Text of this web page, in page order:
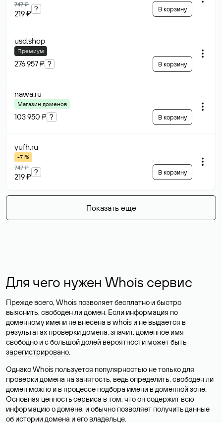
747 ₽
219 ₽
? В корзину
usd.shop
Премиум
276 957 ₽ ? В корзину
nawa.ru
Магазин доменов
103 950 ₽ ? В корзину
yufh.ru
-71%
747 ₽
219 ₽
? В корзину
Показать еще
Для чего нужен Whois сервис
Прежде всего, Whois позволяет бесплатно и быстро
выяснить, свободен ли домен. Если информация по
доменному имени не внесена в whois и не выдается в
результатах проверки домена, значит, доменное имя
свободно и с большой долей вероятности может быть
зарегистрировано.
Однако Whois пользуется популярностью не только для
проверки домена на занятость, ведь определить, свободен ли
домен можно и в процессе подбора имени в доменной зоне.
Основная ценность сервиса в том, что он содержит всю
информацию о домене, и обычно позволяет получить данные
об истории домена и его владельце.